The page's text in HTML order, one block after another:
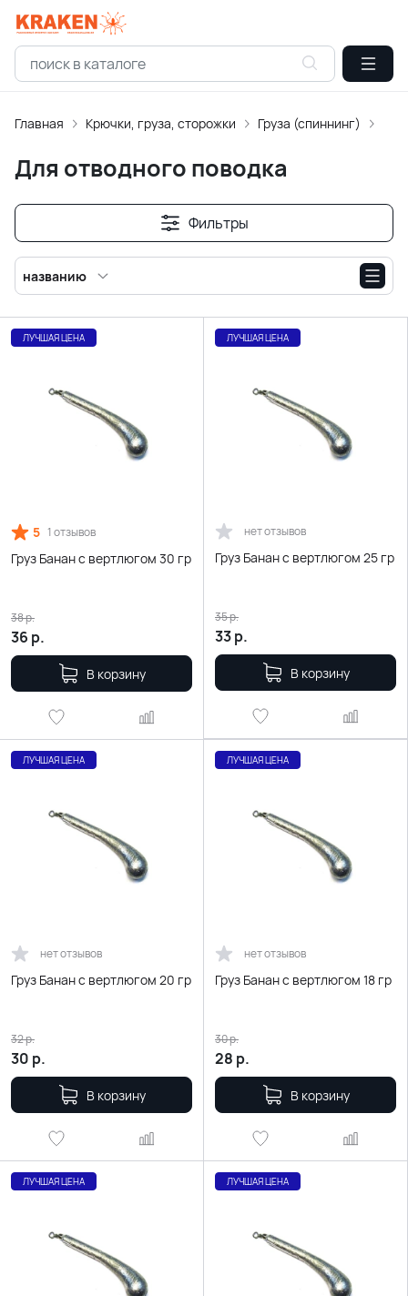
Главная Крючки, груза, сторожки Груза (спиннинг)
Для отводного поводка
Фильтры
названию
ЛУЧШАЯ ЦЕНА
5 1 отзывов
Груз Банан с вертлюгом 30 гр
36 р.
38р.
В корзину
ЛУЧШАЯ ЦЕНА
нет отзывов
Груз Банан с вертлюгом 25 гр
33р.
35р.
В корзину
ЛУЧШАЯ ЦЕНА
нет отзывов
Груз Банан с вертлюгом 20 гр
30 р.
32р.
В корзину
ЛУЧШАЯ ЦЕНА
нет отзывов
Груз Банан с вертлюгом 18 гр
28 р.
30р.
В корзину
ЛУЧШАЯ ЦЕНА ЛУЧШАЯ ЦЕНА